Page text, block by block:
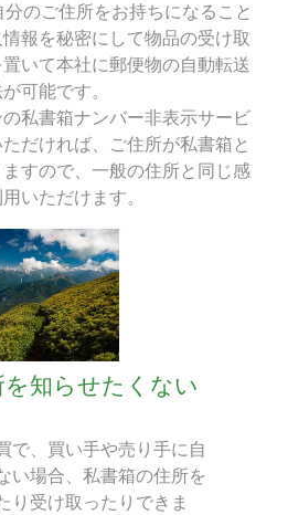
のご住所をお持ちになること
報を秘密にして物品の受け取
いて本社に郵便物の自動転送
可能です。
私書箱ナンバー非表示サービ
だければ、ご住所が私書箱と
すので、一般の住所と同じ感
いただけます。
知らせたくない
で、買い手や売り手に自
い場合、私書箱の住所を
り受け取ったりできま